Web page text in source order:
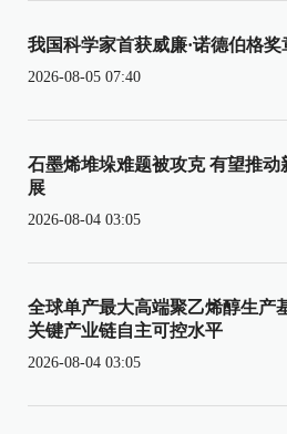
我国科学家首获威廉·诺德伯格奖
2026-08-05 07:40
石墨烯堆垛难题被攻克 有望推
展
2026-08-04 03:05
全球单产最大高端聚乙烯醇生产
关键产业链自主可控水平
2026-08-04 03:05